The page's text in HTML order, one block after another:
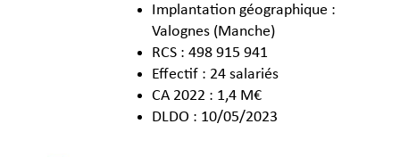
Implantation géographique :
Valognes (Manche)
RCS : 498 915 941
Effectif : 24 salariés
CA 2022 : 1,4 M€
DLDO : 10/05/2023